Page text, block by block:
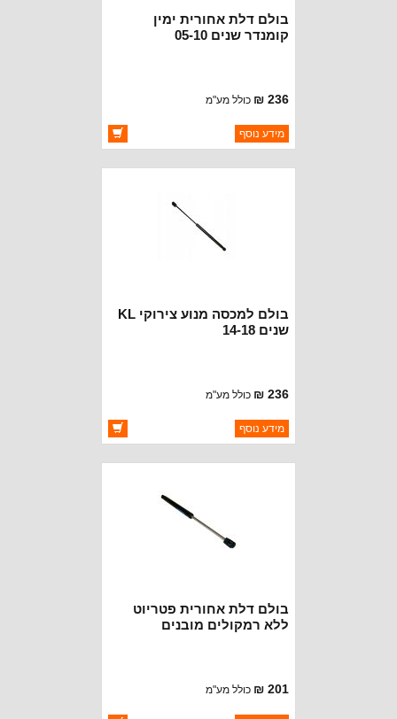
בולם דלת אחורית ימין
קומנדר שנים 05-10
236 ₪ כולל מע"מ
ברקוד: 55369303AA
יצרן:OAKMAN OFFROAD
מידע נוסף
בולם למכסה מנוע צירוקי KL
שנים 14-18
236 ₪ כולל מע"מ
ברקוד: 68156156AB
יצרן:OAKMAN OFFROAD
מידע נוסף
בולם דלת אחורית פטריוט
ללא רמקולים מובנים
201 ₪ כולל מע"מ